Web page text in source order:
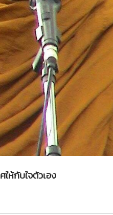
ให้กับใจตัวเอง